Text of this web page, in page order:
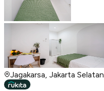
Jagakarsa, Jakarta Selatan